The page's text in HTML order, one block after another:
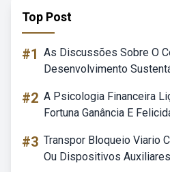
Top Post
#1 As Discussões Sobre O
Desenvolvimento
#2 A Psicologia Financeira
Fortuna Ganância E
#3 Transpor Bloqueio Viario
Ou Dispositivos Auxiliares